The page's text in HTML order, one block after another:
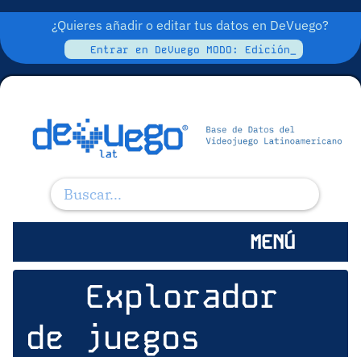
¿Quieres añadir o editar tus datos en DeVuego?
Entrar en DeVuego MODO: Edición_
MENÚ
Explorador
de juegos